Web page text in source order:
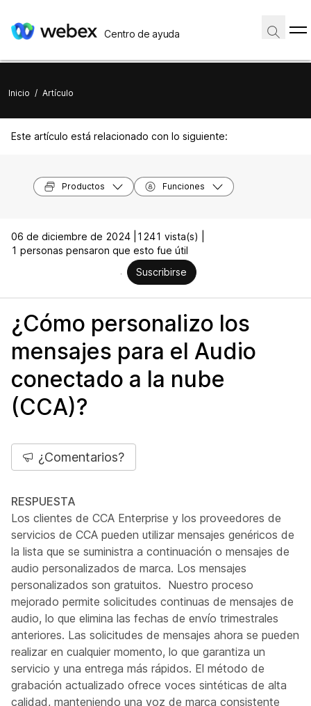
Centro de ayuda
Inicio / Artículo
Este artículo está relacionado con lo siguiente:
Productos Funciones
06 de diciembre de 2024 |
1241 vista(s) |
1 personas pensaron que esto fue útil
Suscribirse
¿Cómo personalizo los
mensajes para el Audio
conectado a la nube
(CCA)?
¿Comentarios?
RESPUESTA
Los clientes de CCA Enterprise y los proveedores de
servicios de CCA pueden utilizar mensajes genéricos de
la lista que se suministra a continuación o mensajes de
audio personalizados de marca. Los mensajes
personalizados son gratuitos. Nuestro proceso
mejorado permite solicitudes continuas de mensajes de
audio, lo que elimina las fechas de envío trimestrales
anteriores. Las solicitudes de mensajes ahora se pueden
realizar en cualquier momento, lo que garantiza un
servicio y una entrega más rápidos. El método de
grabación actualizado ofrece voces sintéticas de alta
calidad, manteniendo una voz de marca consistente